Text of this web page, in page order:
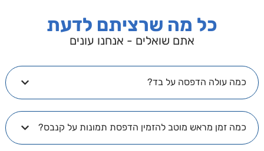
כל מה שרציתם לדעת
אתם שואלים - אנחנו עונים
עולה הדפסה על בד?
זמן מראש מוטב להזמין הדפסת תמונות על קנבס?